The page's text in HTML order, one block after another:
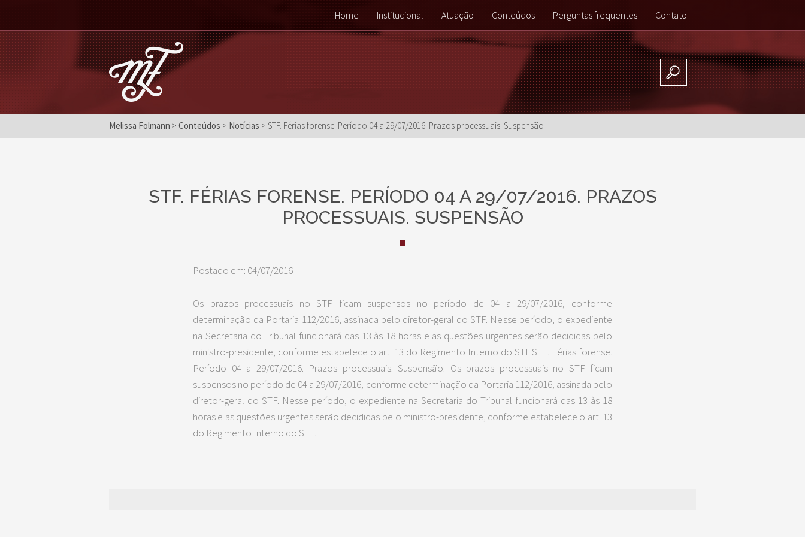
Home Institucional Atuação Conteúdos Perguntas frequentes Contato
Melissa Folmann > Conteúdos > Notícias > STF. Férias forense. Período 04 a 29/07/2016. Prazos processuais. Suspensão
STF. FÉRIAS FORENSE. PERÍODO 04 A 29/07/2016. PRAZOS
PROCESSUAIS. SUSPENSÃO
Postado em: 04/07/2016
Os prazos processuais no STF ficam suspensos no período de 04 a 29/07/2016, conforme
determinação da Portaria 112/2016, assinada pelo diretor-geral do STF. Nesse período, o expediente
na Secretaria do Tribunal funcionará das 13 às 18 horas e as questões urgentes serão decididas pelo
ministro-presidente, conforme estabelece o art. 13 do Regimento Interno do STF.STF. Férias forense.
Período 04 a 29/07/2016. Prazos processuais. Suspensão. Os prazos processuais no STF ficam
suspensos no período de 04 a 29/07/2016, conforme determinação da Portaria 112/2016, assinada pelo
diretor-geral do STF. Nesse período, o expediente na Secretaria do Tribunal funcionará das 13 às 18
horas e as questões urgentes serão decididas pelo ministro-presidente, conforme estabelece o art. 13
do Regimento Interno do STF.